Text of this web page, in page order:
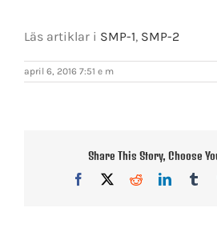
Läs artiklar i SMP-1, SMP-2
april 6, 2016 7:51 e m
Share This Story, Choose
Facebook
X RedditLinkedIn